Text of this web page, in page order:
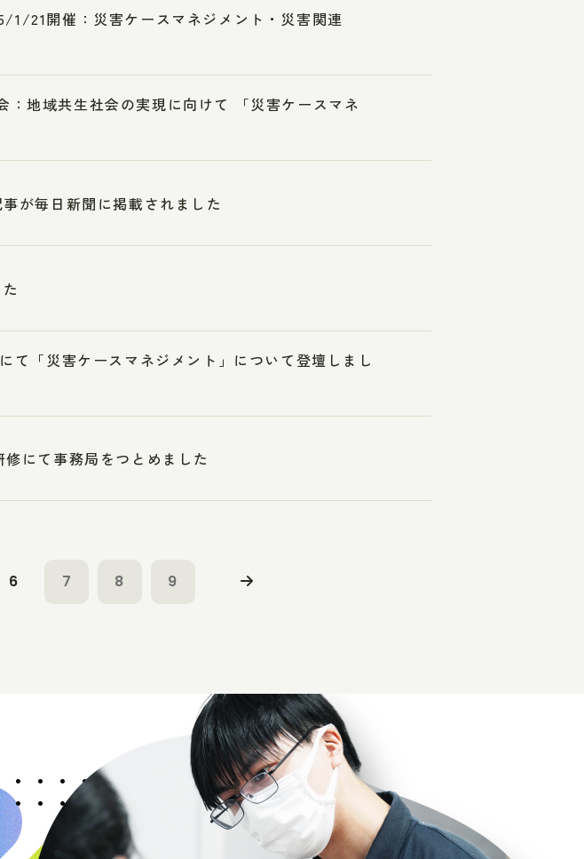
1/21開催：災害ケースマネジメント・災害関連
地域共生社会の実現に向けて 「災害ケースマネ
が毎日新聞に掲載されました
て「災害ケースマネジメント」について登壇しまし
にて事務局をつとめました
6 7 8 9